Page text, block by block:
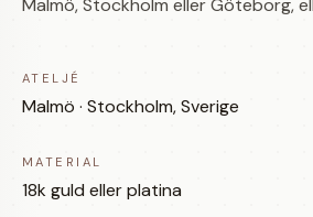
Malmö, Stockholm eller Göteborg,
ATELJÉ
Malmö · Stockholm, Sverige
MATERIAL
18k guld eller platina